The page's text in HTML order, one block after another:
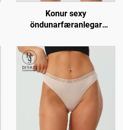
Konur sexy
öndunarfæranlegar
mjúkar og viðmiðandi